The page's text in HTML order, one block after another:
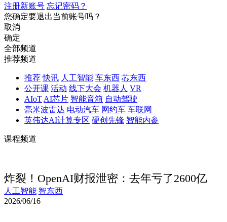
注册新账号 忘记密码？
您确定要退出当前账号吗？
取消
确定
全部频道
推荐频道
推荐 快讯 人工智能 车东西 芯东西
公开课 活动 线下大会 机器人 VR
AIoT AI芯片 智能音箱 自动驾驶
毫米波雷达 电动汽车 网约车 车联网
英伟达AI计算专区 硬创先锋 智能内参
课程频道
炸裂！OpenAI财报泄密：去年亏了2600亿
人工智能 智东西
2026/06/16